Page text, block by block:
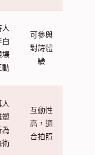
人
白
場
動
可參與
對詩體
驗
人
塑
為
術
互動性
高，適
合拍照